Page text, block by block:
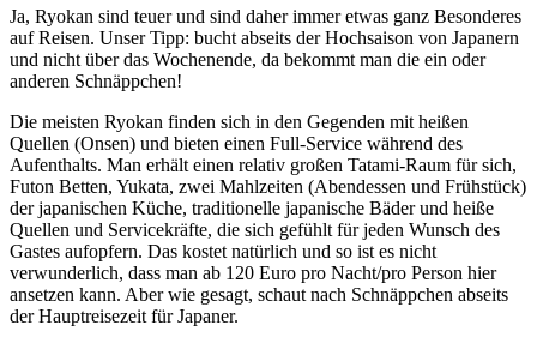
Ja, Ryokan sind teuer und sind daher immer etwas ganz Besonderes
auf Reisen. Unser Tipp: bucht abseits der Hochsaison von Japanern
und nicht über das Wochenende, da bekommt man die ein oder
anderen Schnäppchen!
Die meisten Ryokan finden sich in den Gegenden mit heißen
Quellen (Onsen) und bieten einen Full-Service während des
Aufenthalts. Man erhält einen relativ großen Tatami-Raum für sich,
Futon Betten, Yukata, zwei Mahlzeiten (Abendessen und Frühstück)
der japanischen Küche, traditionelle japanische Bäder und heiße
Quellen und Servicekräfte, die sich gefühlt für jeden Wunsch des
Gastes aufopfern. Das kostet natürlich und so ist es nicht
verwunderlich, dass man ab 120 Euro pro Nacht/pro Person hier
ansetzen kann. Aber wie gesagt, schaut nach Schnäppchen abseits
der Hauptreisezeit für Japaner.